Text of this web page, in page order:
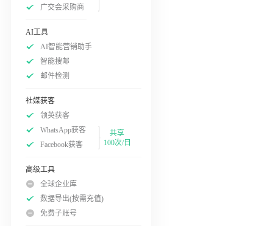
广交会采购商
AI工具
AI智能营销助手
智能搜邮
邮件检测
社媒获客
领英获客
WhatsApp获客
Facebook获客
共享
100次/日
高级工具
全球企业库
数据导出(按需充值)
免费子账号